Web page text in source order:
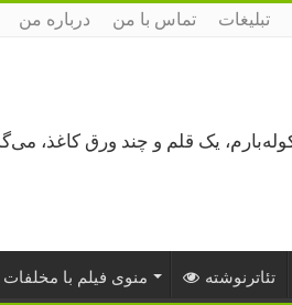
درباره من تماس با من تبلیغات
منوی فیلم با مخلفات تئاترنوشته